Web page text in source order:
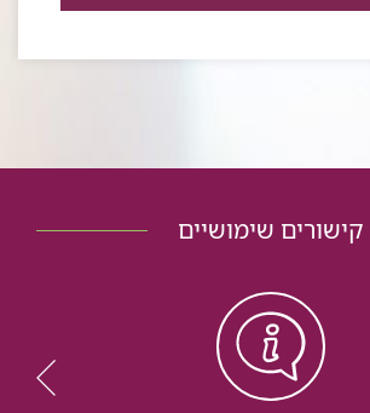
קישורים שימושיים